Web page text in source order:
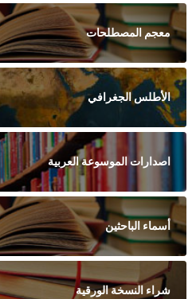
معجم المصطلحات
الأطلس الجغرافي
اصدارات الموسوعة العربية
أسماء الباحثين
شراء النسخة الورقية